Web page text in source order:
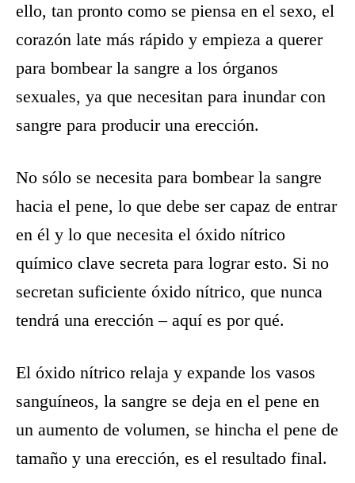
ello, tan pronto como se piensa en el sexo, el
corazón late más rápido y empieza a querer
para bombear la sangre a los órganos
sexuales, ya que necesitan para inundar con
sangre para producir una erección.
No sólo se necesita para bombear la sangre
hacia el pene, lo que debe ser capaz de entrar
en él y lo que necesita el óxido nítrico
químico clave secreta para lograr esto. Si no
secretan suficiente óxido nítrico, que nunca
tendrá una erección – aquí es por qué.
El óxido nítrico relaja y expande los vasos
sanguíneos, la sangre se deja en el pene en
un aumento de volumen, se hincha el pene de
tamaño y una erección, es el resultado final.